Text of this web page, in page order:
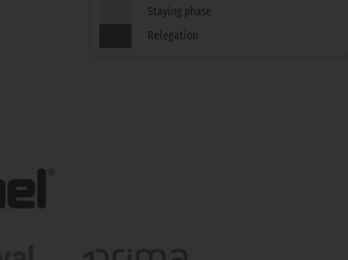
Staying phase
Relegation